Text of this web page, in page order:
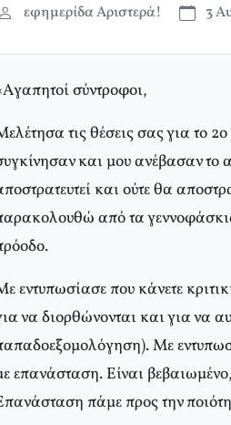
εφημερίδα Αριστερά! 3
σύντροφοι,
τις θέσεις σας για το
και μου ανέβασαν το
και ούτε θα
από τα
εντυπωσίασε που κάνετε
να διορθώνονται και για να
Mε
επανάσταση. Eίναι
πάμε προς την